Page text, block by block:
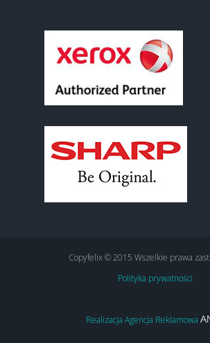
Copyfelix © 2015 Wszelkie prawa
Polityka prywatności
Realizacja Agencja Reklamowa